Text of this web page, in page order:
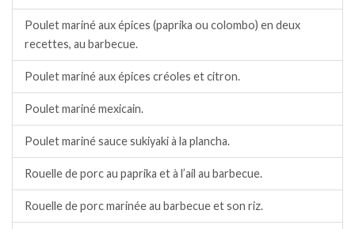
Poulet mariné aux épices (paprika ou colombo) en deux
recettes, au barbecue.
Poulet mariné aux épices créoles et citron.
Poulet mariné mexicain.
Poulet mariné sauce sukiyaki à la plancha.
Rouelle de porc au paprika et à l’ail au barbecue.
Rouelle de porc marinée au barbecue et son riz.